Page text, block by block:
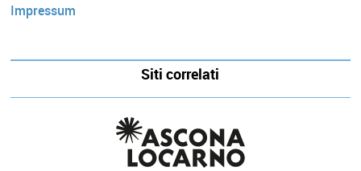
Impressum
Siti correlati